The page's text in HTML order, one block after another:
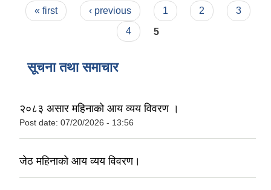
Pages
« first ‹ previous 1 2
3
4
5
सूचना तथा समाचार
२०८३ असार महिनाको आय व्यय विवरण ।
Post date: 07/20/2026 - 13:56
जेठ महिनाको आय व्यय विवरण।